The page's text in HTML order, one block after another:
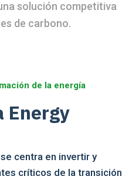
solución competitiva
de carbono.
de la energía
Energy
se centra en invertir y
críticos de la transición